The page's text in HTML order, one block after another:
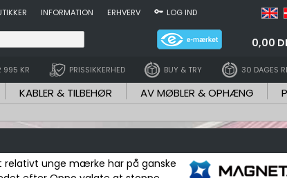
INFORMATION ERHVERV LOG IND
0,00
995 KR PRISSIKKERHED BUY & TRY 30 DAGES
KABLER & TILBEHØR AV MØBLER & OPHÆNG
relativt unge mærke har på ganske